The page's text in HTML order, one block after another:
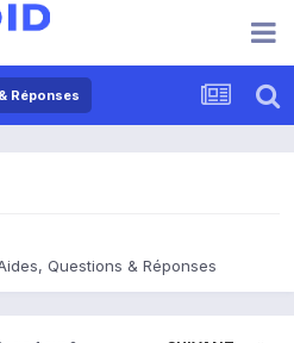
Réponses
Questions & Réponses